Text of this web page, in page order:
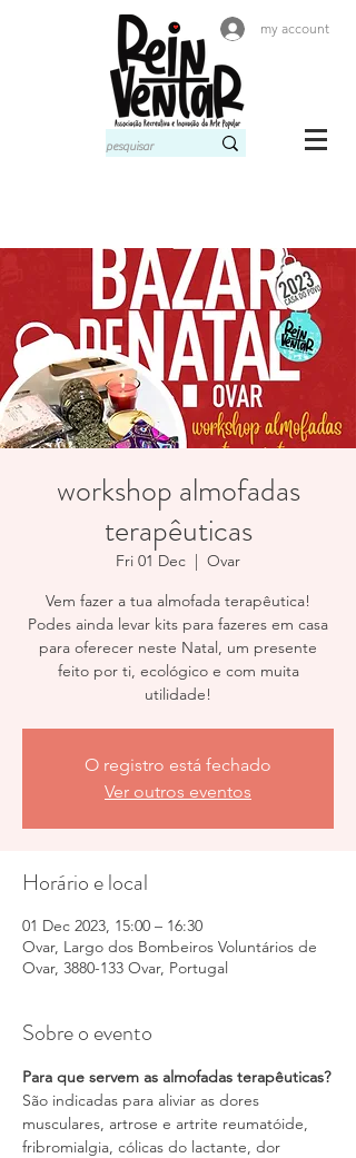
my account
workshop almofadas
terapêuticas
Fri 01 Dec
  |
Ovar
Vem fazer a tua almofada terapêutica!
Podes ainda levar kits para fazeres em casa
para oferecer neste Natal, um presente
feito por ti, ecológico e com muita
utilidade!
O registro está fechado
Ver outros eventos
Horário e local
01 Dec 2023, 15:00 – 16:30
Ovar, Largo dos Bombeiros Voluntários de
Ovar, 3880-133 Ovar, Portugal
Sobre o evento
Para que servem as almofadas terapêuticas?
São indicadas para aliviar as dores
musculares, artrose e artrite reumatóide,
fribromialgia, cólicas do lactante, dor